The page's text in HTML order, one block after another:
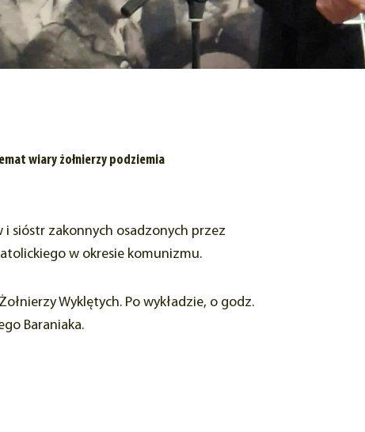
wiary żołnierzy podziemia
i sióstr zakonnych osadzonych przez
w okresie komunizmu.
Wyklętych. Po wykładzie, o godz.
Baraniaka.